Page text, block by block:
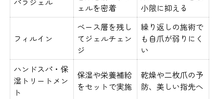
ェルを密着
小限に抑える
フィルイン
ベース層を残し
てジェルチェン
ジ
繰り返しの施術で
も自爪が弱りにく
い
ハンドスパ・保
湿トリートメン
ト
保湿や栄養補給
をセットで実施
乾燥や二枚爪の予
防、美しい指先へ